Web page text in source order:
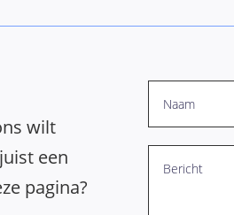
wilt
een
pagina?